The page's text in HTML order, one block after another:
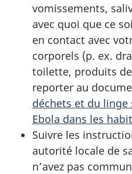
vomissements,
avec quoi que ce
en contact avec
corporels (p. ex.
toilette, produits
reporter au
déchets et du linge
Ebola dans les
Suivre les
autorité locale de
n’avez pas